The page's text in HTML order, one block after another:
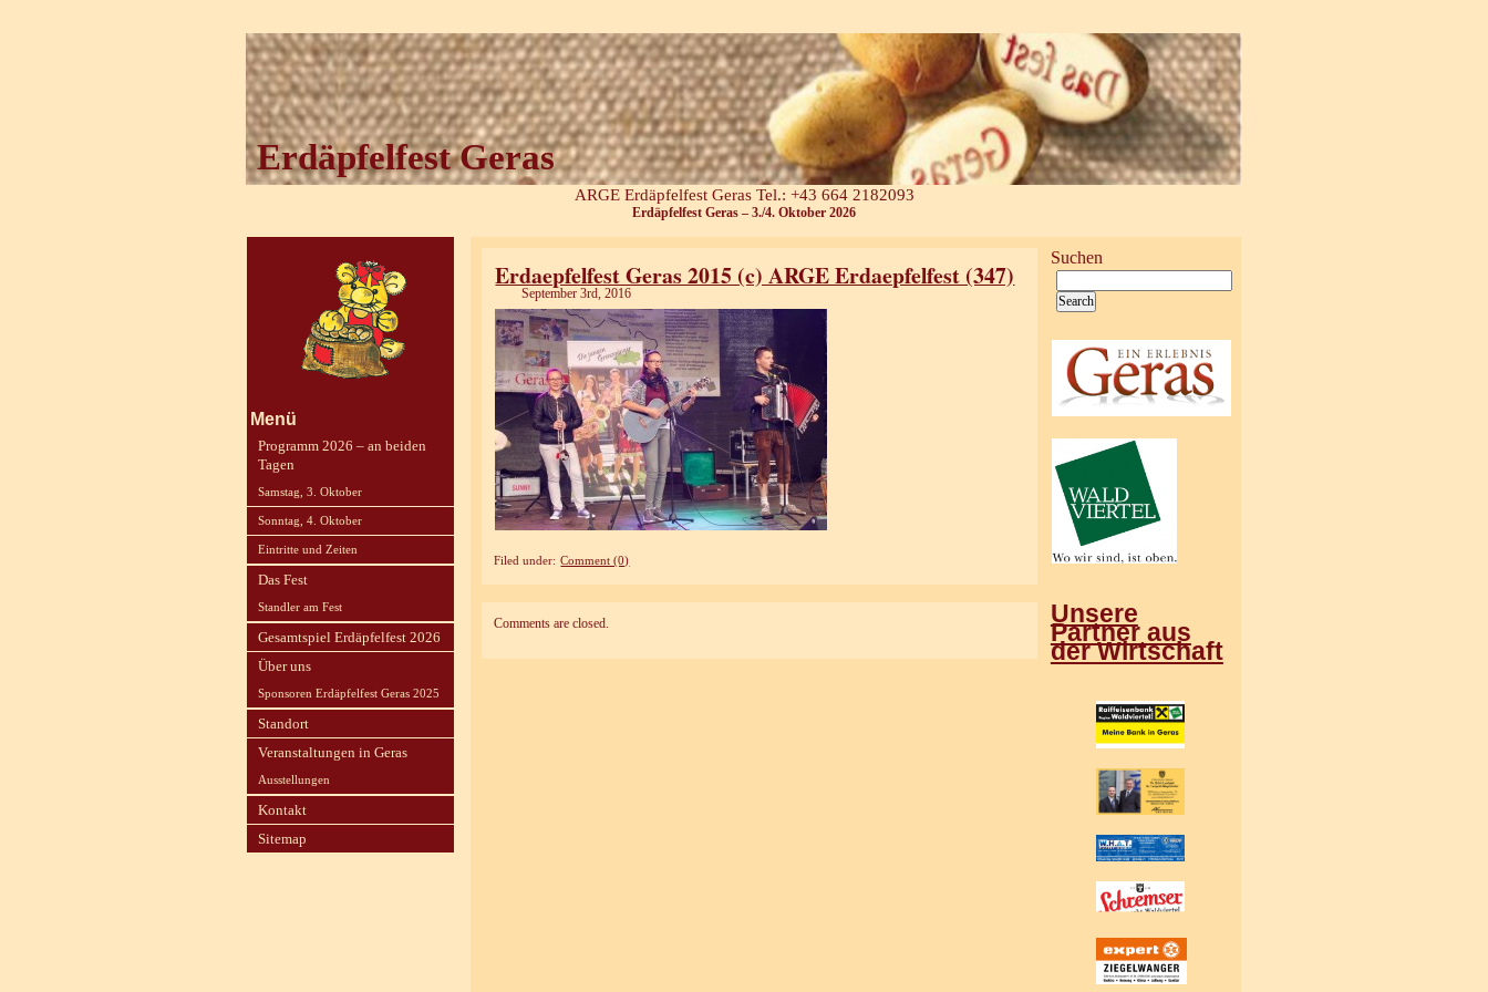
Erdäpfelfest Geras
ARGE Erdäpfelfest Geras Tel.: +43 664 2182093
Erdäpfelfest Geras – 3./4. Oktober 2026
Erdaepfelfest Geras 2015 (c) ARGE Erdaepfelfest (347)
September 3rd, 2016
Filed under: Comment (0)
Comments are closed.
Suchen
Unsere
Partner aus
der Wirtschaft
Menü
Programm 2026 – an beiden
Tagen
Samstag, 3. Oktober
Sonntag, 4. Oktober
Eintritte und Zeiten
Das Fest
Standler am Fest
Gesamtspiel Erdäpfelfest 2026
Über uns
Sponsoren Erdäpfelfest Geras 2025
Standort
Veranstaltungen in Geras
Ausstellungen
Kontakt
Sitemap